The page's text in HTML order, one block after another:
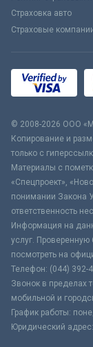
Страховка авто
Страховые
© 2008-2026 ООО
Копирование и
только с
Материалы с
«Спецпроект»,
понимании Закона
ответственность
Информация на
услуг.
посмотреть на
Телефон: (044) 392-
Звонок в пределах
мобильной и
График работы:
Юридический